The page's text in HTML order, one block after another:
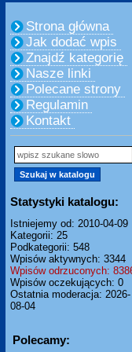
Strona główna
Jak dodać wpis
Znajdź kategorię
Nasze linki
Polecane strony
Regulamin
Kontakt
Statystyki katalogu:
Istniejemy od: 2010-04-09
Kategorii: 25
Podkategorii: 548
Wpisów aktywnych: 3344
Wpisów odrzuconych:
Wpisów oczekujących: 0
Ostatnia moderacja: 2026-
08-04
Polecamy: